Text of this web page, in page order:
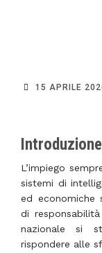
15 APRILE
Introduzione
L’impiego
sistemi di
ed economiche
di
nazionale si
rispondere alle